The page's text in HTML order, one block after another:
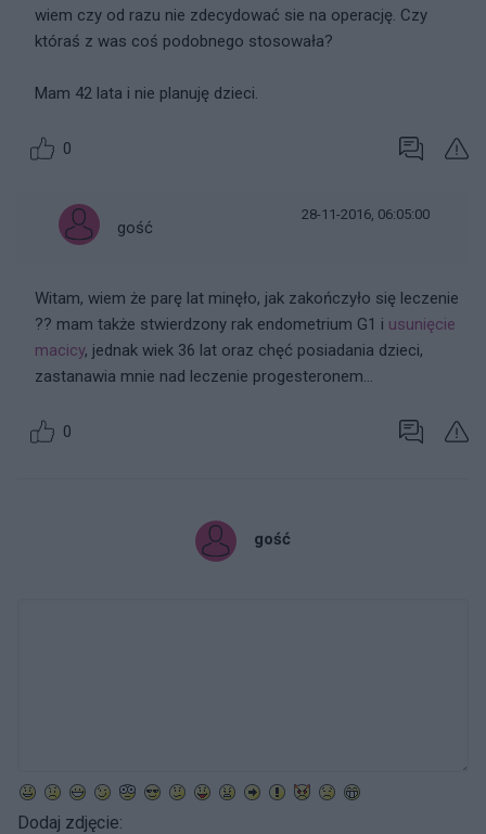
wiem czy od razu nie zdecydować sie na operację. Czy
któraś z was coś podobnego stosowała?
Mam 42 lata i nie planuję dzieci.
0
gość
28-11-2016, 06:05:00
Witam, wiem że parę lat minęło, jak zakończyło się leczenie
?? mam także stwierdzony rak endometrium G1 i usunięcie
macicy, jednak wiek 36 lat oraz chęć posiadania dzieci,
zastanawia mnie nad leczenie progesteronem...
0
gość
Dodaj zdjęcie: